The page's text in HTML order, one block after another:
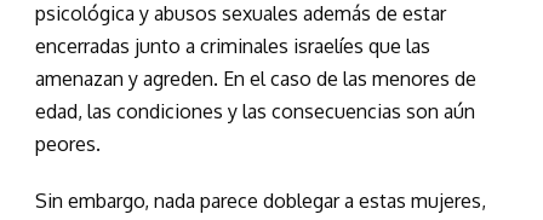
psicológica y abusos sexuales además de estar
encerradas junto a criminales israelíes que las
amenazan y agreden. En el caso de las menores de
edad, las condiciones y las consecuencias son aún
peores.
Sin embargo, nada parece doblegar a estas mujeres,